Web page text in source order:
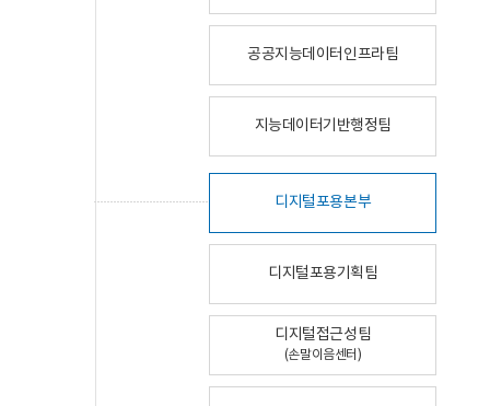
공공지능데이터인프라팀
지능데이터기반행정팀
디지털포용본부
디지털포용기획팀
디지털접근성팀
(손말이음센터)